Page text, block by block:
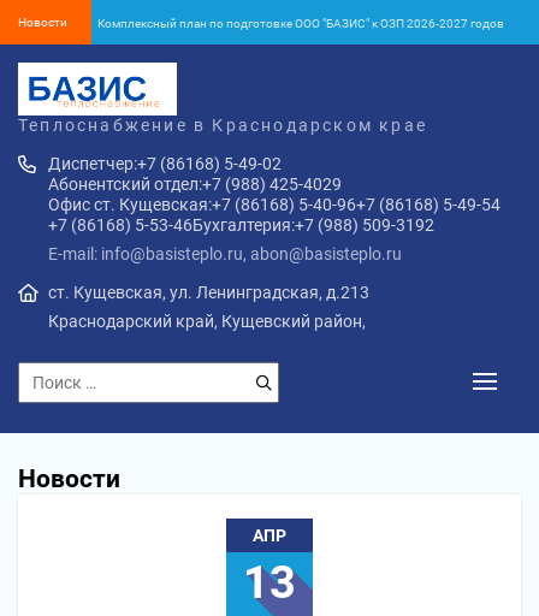
Новости Комплексный план по подготовке ООО "БАЗИС" к ОЗП 2026-2027 годов
01.01.2026 г.
ПУБЛИЧНАЯ ОФЕРТА o заключении договора теплоснабжения жилого
помещения в многоквартирном доме и (или) помещений входящих в
состав общего имущества многоквартирного дома с «01» января 2026
года
Комплексный план по подготовке ООО "БАЗИС" к ОЗП 2026-2027 годов
Теплоснабжение в Краснодарском крае
Диспетчер:+7 (86168) 5-49-02
Абонентский отдел:+7 (988) 425-4029
Офис ст. Кущевская:+7 (86168) 5-40-96+7 (86168) 5-49-54
+7 (86168) 5-53-46Бухгалтерия:+7 (988) 509-3192
E-mail: info@basisteplo.ru, abon@basisteplo.ru
ст. Кущевская, ул. Ленинградская, д.213
Краснодарский край, Кущевский район,
Новости
АПР
13